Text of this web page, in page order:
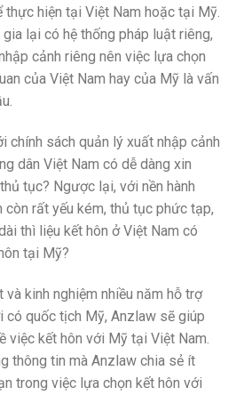
hiện tại Việt Nam hoặc tại Mỹ.
lại có hệ thống pháp luật riêng,
cảnh riêng nên việc lựa chọn
của Việt Nam hay của Mỹ là vấn
chính sách quản lý xuất nhập cảnh
dân Việt Nam có dễ dàng xin
tục? Ngược lại, với nền hành
còn rất yếu kém, thủ tục phức tạp,
thì liệu kết hôn ở Việt Nam có
tại Mỹ?
kinh nghiệm nhiều năm hỗ trợ
quốc tịch Mỹ, Anzlaw sẽ giúp
việc kết hôn với Mỹ tại Việt Nam.
thông tin mà Anzlaw chia sẻ ít
trong việc lựa chọn kết hôn với